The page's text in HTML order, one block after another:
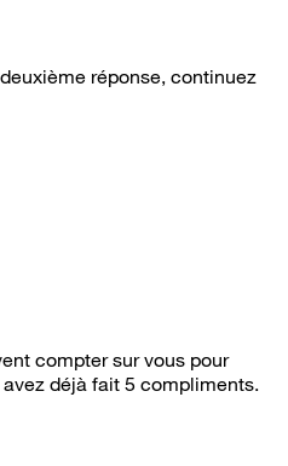
réponse, continuez
compter sur vous pour
déjà fait 5 compliments.